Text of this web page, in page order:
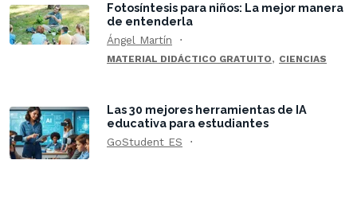
Fotosíntesis para niños: La mejor manera
de entenderla
Ángel Martín
MATERIAL DIDÁCTICO GRATUITO, CIENCIAS
Las 30 mejores herramientas de IA
educativa para estudiantes
GoStudent ES